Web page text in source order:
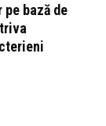
bază de